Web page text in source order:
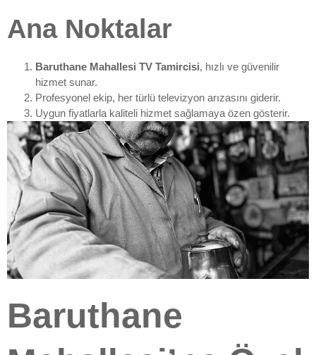
Ana Noktalar
Baruthane Mahallesi TV Tamircisi, hızlı ve güvenilir
hizmet sunar.
Profesyonel ekip, her türlü televizyon arızasını giderir.
Uygun fiyatlarla kaliteli hizmet sağlamaya özen gösterir.
Baruthane